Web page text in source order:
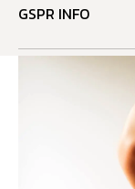
GSPR INFO